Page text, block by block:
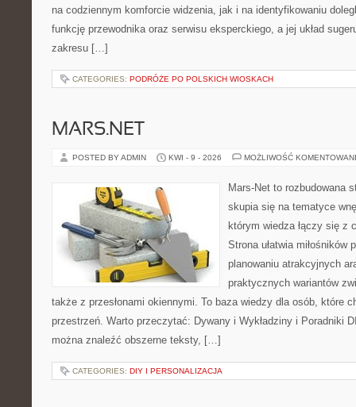
na codziennym komforcie widzenia, jak i na identyfikowaniu
funkcję przewodnika oraz serwisu eksperckiego, a jej układ
zakresu […]
CATEGORIES: PODRÓŻE PO POLSKICH WIOSKACH
MARS.NET
POSTED BY ADMIN KWI - 9 - 2026 MOŻLIWOŚĆ
Mars-Net to rozbudowana
skupia się na tematyce
którym wiedza łączy się z
Strona ułatwia miłośników
planowaniu atrakcyjnych
praktycznych wariantów
także z przesłonami okiennymi. To baza wiedzy dla osób, które
przestrzeń. Warto przeczytać: Dywany i Wykładziny i Poradniki
można znaleźć obszerne teksty, […]
CATEGORIES: DIY I PERSONALIZACJA